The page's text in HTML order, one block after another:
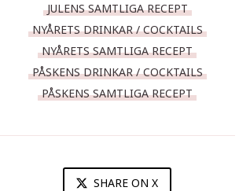
JULENS SAMTLIGA RECEPT
NYÅRETS DRINKAR / COCKTAILS
NYÅRETS SAMTLIGA RECEPT
PÅSKENS DRINKAR / COCKTAILS
PÅSKENS SAMTLIGA RECEPT
SHARE ON X